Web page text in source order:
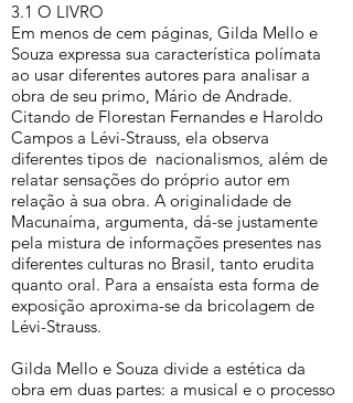
3.1 O LIVRO
Em menos de cem páginas, Gilda Mello e
Souza expressa sua característica polímata
ao usar diferentes autores para analisar a
obra de seu primo, Mário de Andrade.
Citando de Florestan Fernandes e Haroldo
Campos a Lévi-Strauss, ela observa
diferentes tipos de nacionalismos, além de
relatar sensações do próprio autor em
relação à sua obra. A originalidade de
Macunaíma, argumenta, dá-se justamente
pela mistura de informações presentes nas
diferentes culturas no Brasil, tanto erudita
quanto oral. Para a ensaísta esta forma de
exposição aproxima-se da bricolagem de
Lévi-Strauss.
Gilda Mello e Souza divide a estética da
obra em duas partes: a musical e o processo